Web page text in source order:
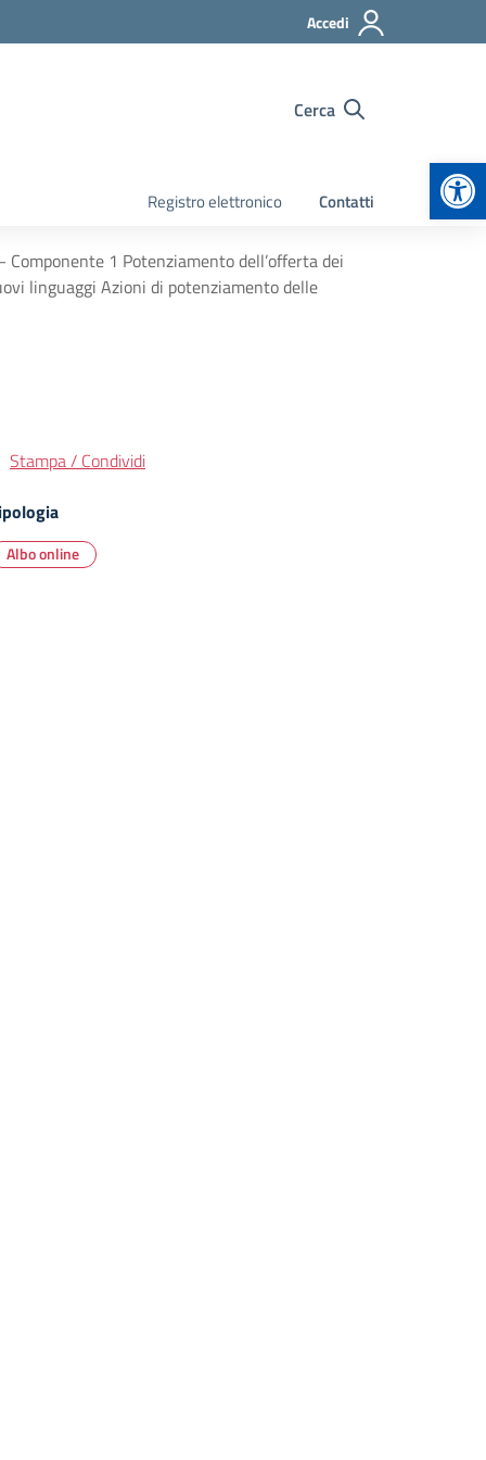
Accedi
Cerca
Registro elettronico Contatti
1 Potenziamento dell’offerta dei
linguaggi Azioni di potenziamento delle
Stampa / Condividi
Albo online